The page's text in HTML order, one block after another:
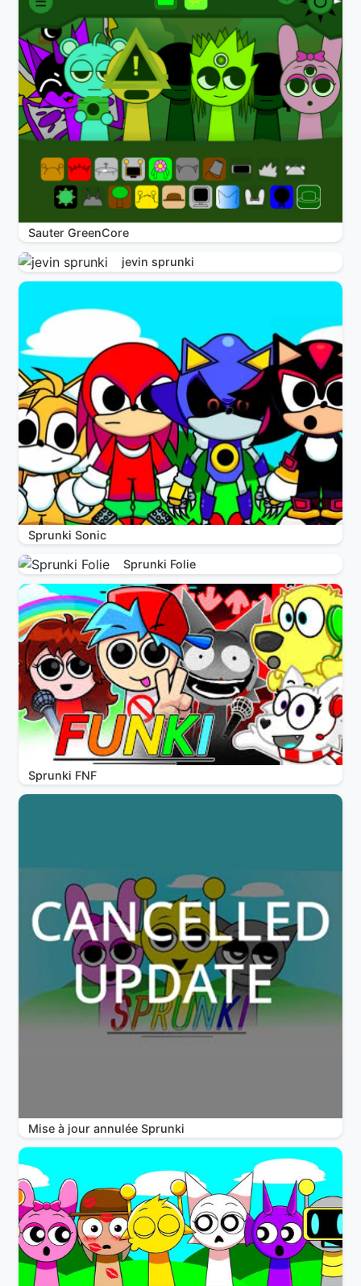
Sauter GreenCore
jevin sprunki
Sprunki Sonic
Sprunki Folie
Sprunki FNF
Mise à jour annulée Sprunki